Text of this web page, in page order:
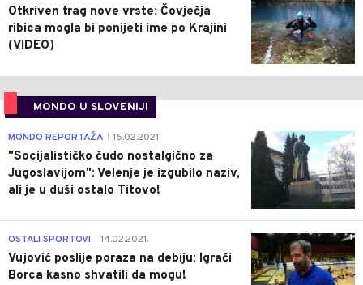
Otkriven trag nove vrste: Čovječja
ribica mogla bi ponijeti ime po Krajini
(VIDEO)
MONDO U SLOVENIJI
4
MONDO REPORTAŽA 16.02.2021.
"Socijalističko čudo nostalgično za
Jugoslavijom": Velenje je izgubilo naziv,
ali je u duši ostalo Titovo!
1
OSTALI SPORTOVI 14.02.2021.
Vujović poslije poraza na debiju: Igrači
Borca kasno shvatili da mogu!